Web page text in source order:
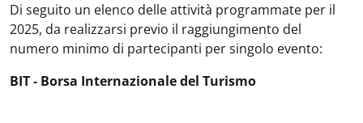
Di seguito un elenco delle attività programmate per il
2025, da realizzarsi previo il raggiungimento del
numero minimo di partecipanti per singolo evento:
BIT ‐ Borsa Internazionale del Turismo